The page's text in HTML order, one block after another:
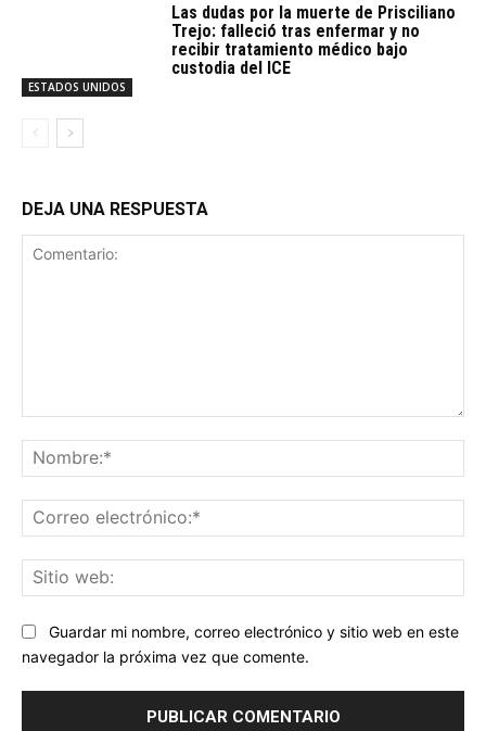
ESTADOS UNIDOS
Las dudas por la muerte de Prisciliano
Trejo: falleció tras enfermar y no
recibir tratamiento médico bajo
custodia del ICE
DEJA UNA RESPUESTA
Guardar mi nombre, correo electrónico y sitio web en este
navegador la próxima vez que comente.